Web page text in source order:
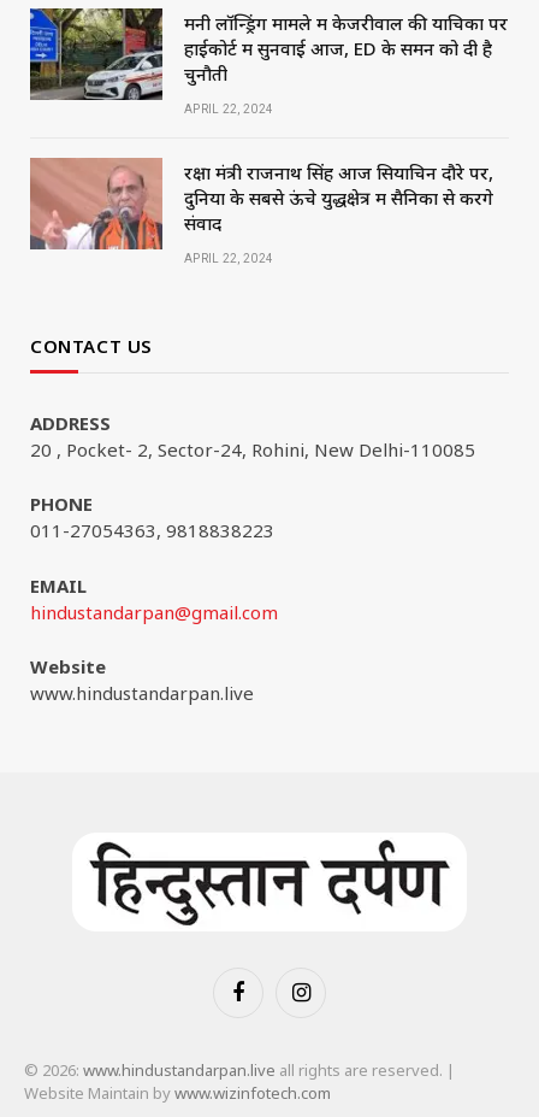
मनी लॉन्ड्रिंग मामले में केजरीवाल की याचिका पर
हाईकोर्ट में सुनवाई आज, ED के समन को दी है
चुनौती
APRIL 22, 2024
रक्षा मंत्री राजनाथ सिंह आज सियाचिन दौरे पर,
दुनिया के सबसे ऊंचे युद्धक्षेत्र में सैनिकों से करेंगे
संवाद
APRIL 22, 2024
CONTACT US
ADDRESS
20 , Pocket- 2, Sector-24, Rohini, New Delhi-110085
PHONE
011-27054363, 9818838223
EMAIL
hindustandarpan@gmail.com
Website
www.hindustandarpan.live
FacebookInstagram
© 2026: www.hindustandarpan.live all rights are reserved. |
Website Maintain bywww.wizinfotech.com